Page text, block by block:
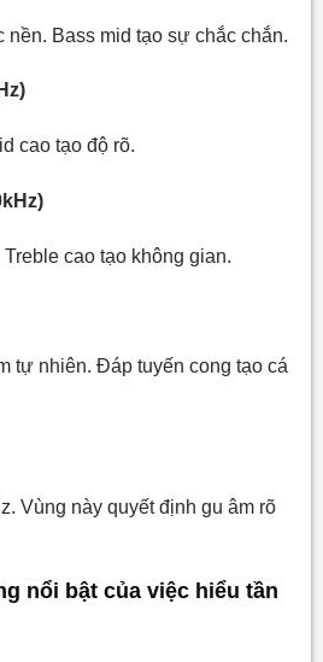
nền. Bass mid tạo sự chắc chắn.
cao tạo độ rõ.
cao tạo không gian.
tự nhiên. Đáp tuyến cong tạo cá
Vùng này quyết định gu âm rõ
nổi bật của việc hiểu tần